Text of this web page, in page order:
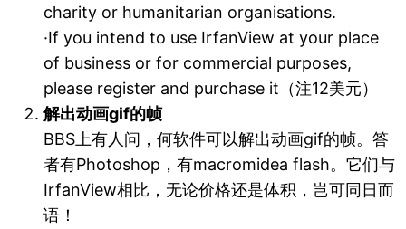
charity or humanitarian organisations.
·If you intend to use IrfanView at your place
of business or for commercial purposes,
please register and purchase it（注12美元）
解出动画gif的帧
BBS上有人问，何软件可以解出动画gif的帧。答
者有Photoshop，有macromidea flash。它们与
IrfanView相比，无论价格还是体积，岂可同日而
语！